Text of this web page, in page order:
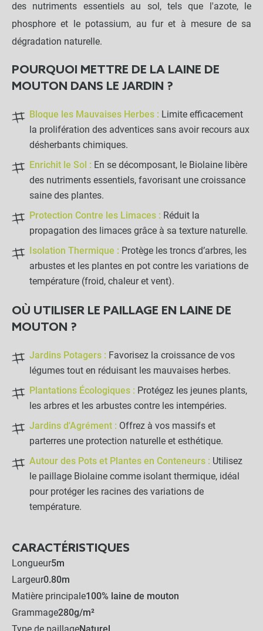
des nutriments essentiels au sol, tels que l'azote, le
phosphore et le potassium, au fur et à mesure de sa
dégradation naturelle.
POURQUOI METTRE DE LA LAINE DE
MOUTON DANS LE JARDIN ?
Bloque les Mauvaises Herbes : Limite efficacement
la prolifération des adventices sans avoir recours aux
désherbants chimiques.
Enrichit le Sol : En se décomposant, le Biolaine libère
des nutriments essentiels, favorisant une croissance
saine des plantes.
Protection Contre les Limaces : Réduit la
propagation des limaces grâce à sa texture naturelle.
Isolation Thermique : Protège les troncs d’arbres, les
arbustes et les plantes en pot contre les variations de
température (froid, chaleur et vent).
OÙ UTILISER LE PAILLAGE EN LAINE DE
MOUTON ?
Jardins Potagers : Favorisez la croissance de vos
légumes tout en réduisant les mauvaises herbes.
Plantations Écologiques : Protégez les jeunes plants,
les arbres et les arbustes contre les intempéries.
Jardins d'Agrément : Offrez à vos massifs et
parterres une protection naturelle et esthétique.
Autour des Pots et Plantes en Conteneurs : Utilisez
le paillage Biolaine comme isolant thermique, idéal
pour protéger les racines des variations de
température.
CARACTÉRISTIQUES
Longueur5m
Largeur0.80m
Matière principale100% laine de mouton
Grammage280g/m²